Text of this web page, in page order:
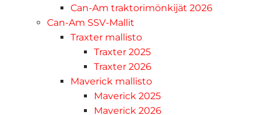
Can-Am traktorimönkijät 2026
Can-Am SSV-Mallit
Traxter mallisto
Traxter 2025
Traxter 2026
Maverick mallisto
Maverick 2025
Maverick 2026